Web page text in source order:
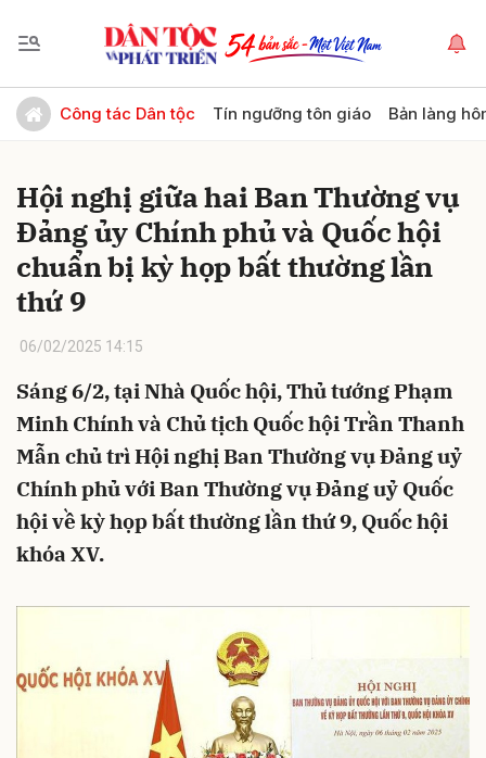
Công tác Dân tộc Tín ngưỡng tôn giáo Bản làng
Hội nghị giữa hai Ban Thường vụ
Đảng ủy Chính phủ và Quốc hội
chuẩn bị kỳ họp bất thường lần
thứ 9
06/02/2025 14:15
Sáng 6/2, tại Nhà Quốc hội, Thủ tướng Phạm
Minh Chính và Chủ tịch Quốc hội Trần Thanh
Mẫn chủ trì Hội nghị Ban Thường vụ Đảng uỷ
Chính phủ với Ban Thường vụ Đảng uỷ Quốc
hội về kỳ họp bất thường lần thứ 9, Quốc hội
khóa XV.
Gửi bình luận